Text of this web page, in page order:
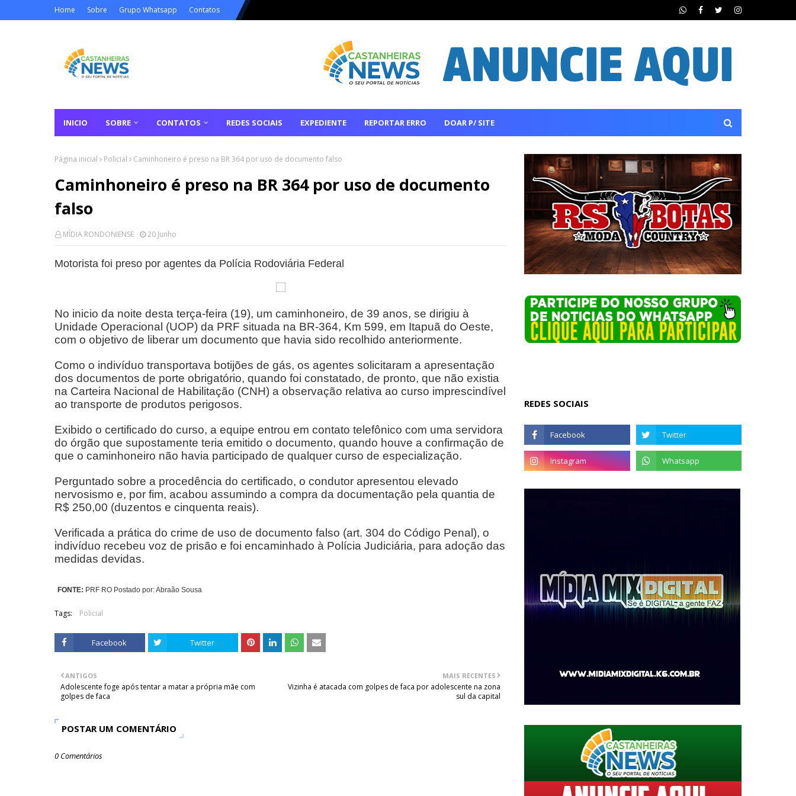
Home Sobre Grupo Whatsapp Contatos
INICIO SOBRE CONTATOS REDES SOCIAIS EXPEDIENTE REPORTAR ERRO DOAR P/ SITE
Página inicial Policial Caminhoneiro é preso na BR 364 por uso de documento falso
Caminhoneiro é preso na BR 364 por uso de documento
falso
MÍDIA RONDONIENSE 20 Junho
Motorista foi preso por agentes da Polícia Rodoviária Federal
No inicio da noite desta terça-feira (19), um caminhoneiro, de 39 anos, se dirigiu à
Unidade Operacional (UOP) da PRF situada na BR-364, Km 599, em Itapuã do Oeste,
com o objetivo de liberar um documento que havia sido recolhido anteriormente.
Como o indivíduo transportava botijões de gás, os agentes solicitaram a apresentação
dos documentos de porte obrigatório, quando foi constatado, de pronto, que não existia
na Carteira Nacional de Habilitação (CNH) a observação relativa ao curso imprescindível
ao transporte de produtos perigosos.
Exibido o certificado do curso, a equipe entrou em contato telefônico com uma servidora
do órgão que supostamente teria emitido o documento, quando houve a confirmação de
que o caminhoneiro não havia participado de qualquer curso de especialização.
Perguntado sobre a procedência do certificado, o condutor apresentou elevado
nervosismo e, por fim, acabou assumindo a compra da documentação pela quantia de
R$ 250,00 (duzentos e cinquenta reais).
Verificada a prática do crime de uso de documento falso (art. 304 do Código Penal), o
indivíduo recebeu voz de prisão e foi encaminhado à Polícia Judiciária, para adoção das
medidas devidas.
FONTE: PRF RO Postado por: Abraão Sousa
Tags: Policial
Facebook Twitter
MAIS RECENTES
Vizinha é atacada com golpes de faca por adolescente na zona
sul da capital
ANTIGOS
Adolescente foge após tentar a matar a própria mãe com
golpes de faca
POSTAR UM COMENTÁRIO
0 Comentários
REDES SOCIAIS